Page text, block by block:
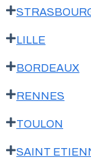
LILLE
BORDEAUX
RENNES
TOULON
SAINT